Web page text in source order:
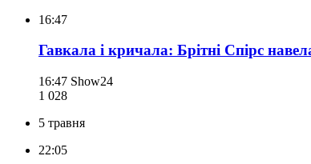
16:47
Гавкала і кричала: Брітні Спірс
16:47 Show24
1 028
5 травня
22:05